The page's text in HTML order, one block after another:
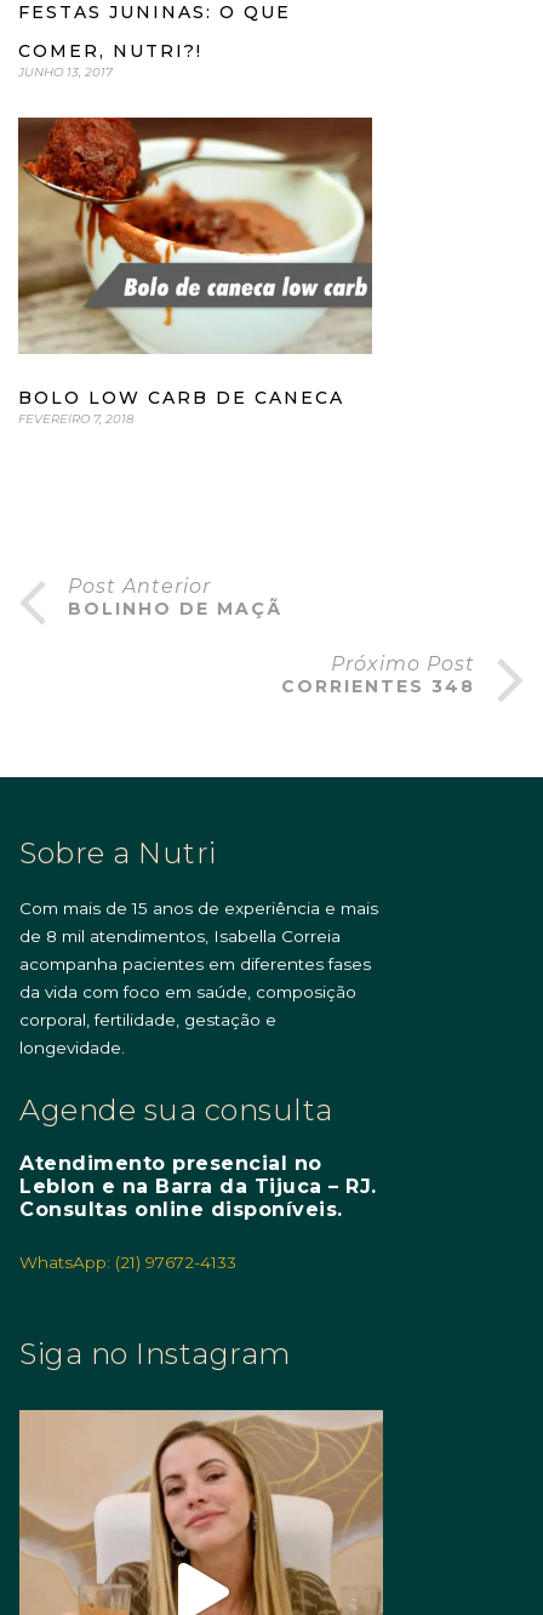
FESTAS JUNINAS: O QUE
COMER, NUTRI?!
JUNHO 13, 2017
BOLO LOW CARB DE CANECA
FEVEREIRO 7, 2018
Post Anterior
BOLINHO DE MAÇÃ
Próximo Post
CORRIENTES 348
Sobre a Nutri
Com mais de 15 anos de experiência e mais
de 8 mil atendimentos, Isabella Correia
acompanha pacientes em diferentes fases
da vida com foco em saúde, composição
corporal, fertilidade, gestação e
longevidade.
Agende sua consulta
Atendimento presencial no
Leblon e na Barra da Tijuca – RJ.
Consultas online disponíveis.
WhatsApp: (21) 97672-4133
Siga no Instagram